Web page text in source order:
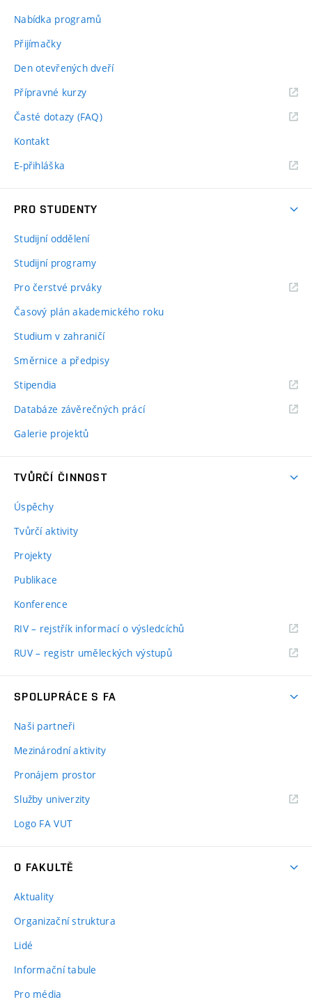
Nabídka programů
Přijímačky
Den otevřených dveří
Přípravné kurzy
Časté dotazy (FAQ)
Kontakt
E-přihláška
PRO STUDENTY
Studijní oddělení
Studijní programy
Pro čerstvé prváky
Časový plán akademického roku
Studium v zahraničí
Směrnice a předpisy
Stipendia
Databáze závěrečných prácí
Galerie projektů
TVŮRČÍ ČINNOST
Úspěchy
Tvůrčí aktivity
Projekty
Publikace
Konference
RIV – rejstřík informací o výsledcíchů
RUV – registr uměleckých výstupů
SPOLUPRÁCE S FA
Naši partneři
Mezinárodní aktivity
Pronájem prostor
Služby univerzity
Logo FA VUT
O FAKULTĚ
Aktuality
Organizační struktura
Lidé
Informační tabule
Pro média